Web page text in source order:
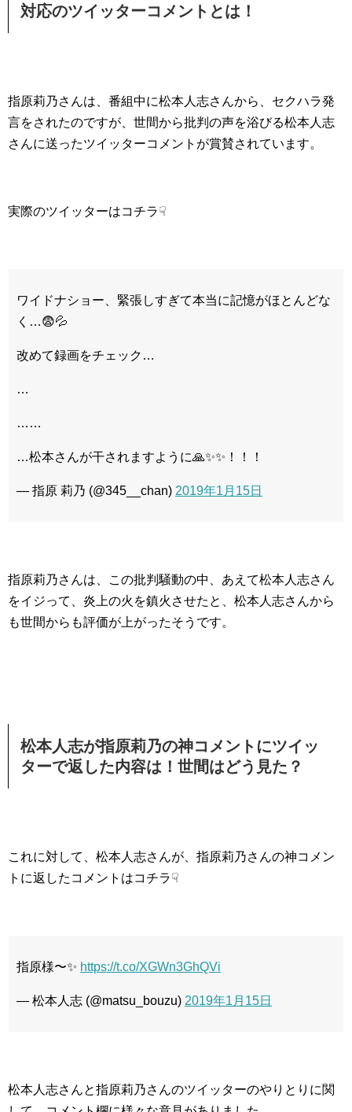
対応のツイッターコメントとは！
指原莉乃さんは、番組中に松本人志さんから、セクハラ発
言をされたのですが、世間から批判の声を浴びる松本人志
さんに送ったツイッターコメントが賞賛されています。
実際のツイッターはコチラ☟
ワイドナショー、緊張しすぎて本当に記憶がほとんどな
く…😨💦
改めて録画をチェック…
…
……
…松本さんが干されますように🙏✨✨！！！
— 指原 莉乃 (@345__chan) 2019年1月15日
指原莉乃さんは、この批判騒動の中、あえて松本人志さん
をイジって、炎上の火を鎮火させたと、松本人志さんから
も世間からも評価が上がったそうです。
松本人志が指原莉乃の神コメントにツイッ
ターで返した内容は！世間はどう見た？
これに対して、松本人志さんが、指原莉乃さんの神コメン
トに返したコメントはコチラ☟
指原様〜✨ https://t.co/XGWn3GhQVi
— 松本人志 (@matsu_bouzu) 2019年1月15日
松本人志さんと指原莉乃さんのツイッターのやりとりに関